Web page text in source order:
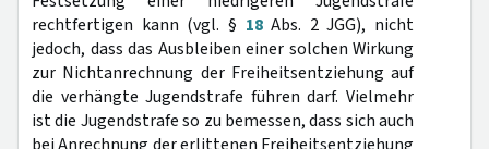
rechtfertigen kann (vgl. § 18Abs. 2 JGG), nicht
jedoch, dass das Ausbleiben einer solchen Wirkung
zur Nichtanrechnung der Freiheitsentziehung auf
die verhängte Jugendstrafe führen darf. Vielmehr
ist die Jugendstrafe so zu bemessen, dass sich auch